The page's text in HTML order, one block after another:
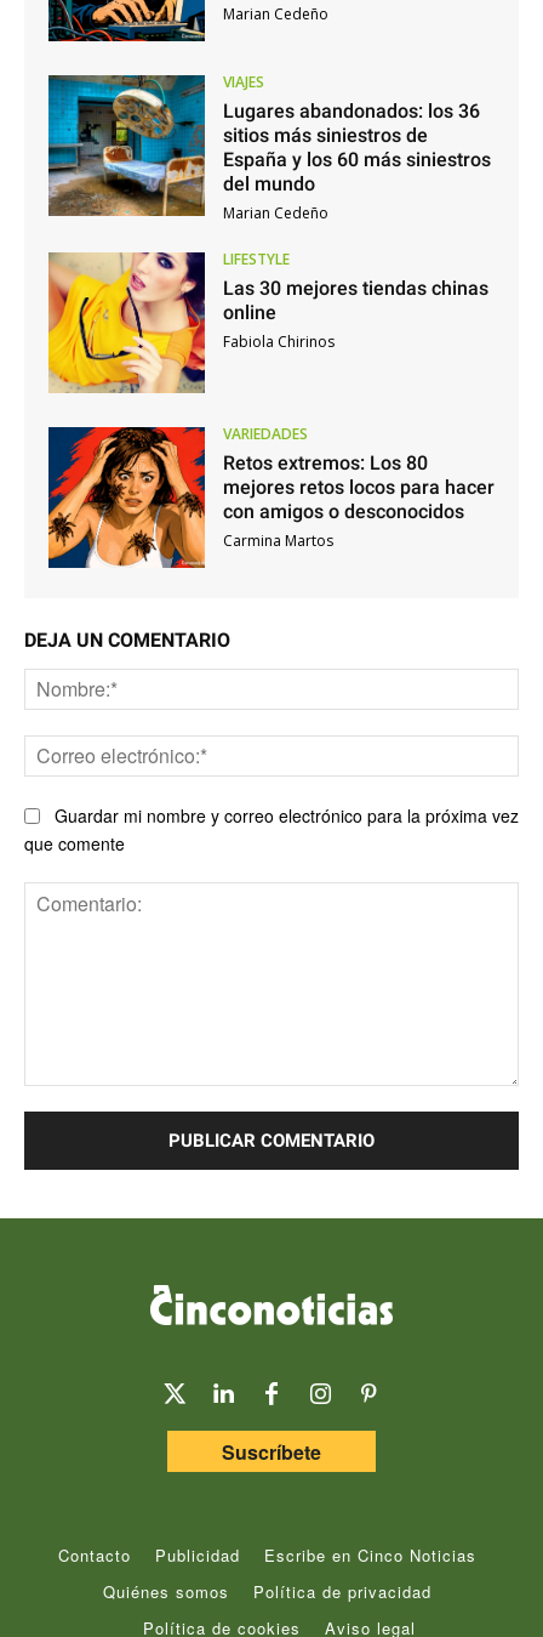
Marian Cedeño
VIAJES
Lugares abandonados: los 36
sitios más siniestros de
España y los 60 más siniestros
del mundo
Marian Cedeño
LIFESTYLE
Las 30 mejores tiendas chinas
online
Fabiola Chirinos
VARIEDADES
Retos extremos: Los 80
mejores retos locos para hacer
con amigos o desconocidos
Carmina Martos
DEJA UN COMENTARIO
Guardar mi nombre y correo electrónico para la próxima vez
que comente
Suscríbete
Contacto Publicidad
Escribe en Cinco Noticias
Quiénes somos
Política de privacidad
Política de cookies
Aviso legal